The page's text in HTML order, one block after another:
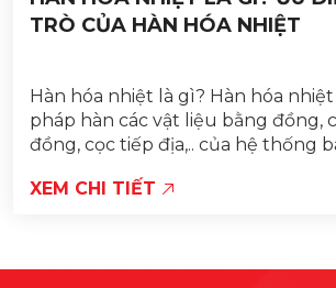
TRÒ CỦA HÀN HÓA NHIỆT
Hàn hóa nhiệt là gì? Hàn hóa
pháp hàn các vật liệu bằng đồng,
đồng, cọc tiếp địa,.. của hệ thống
XEM CHI TIẾT